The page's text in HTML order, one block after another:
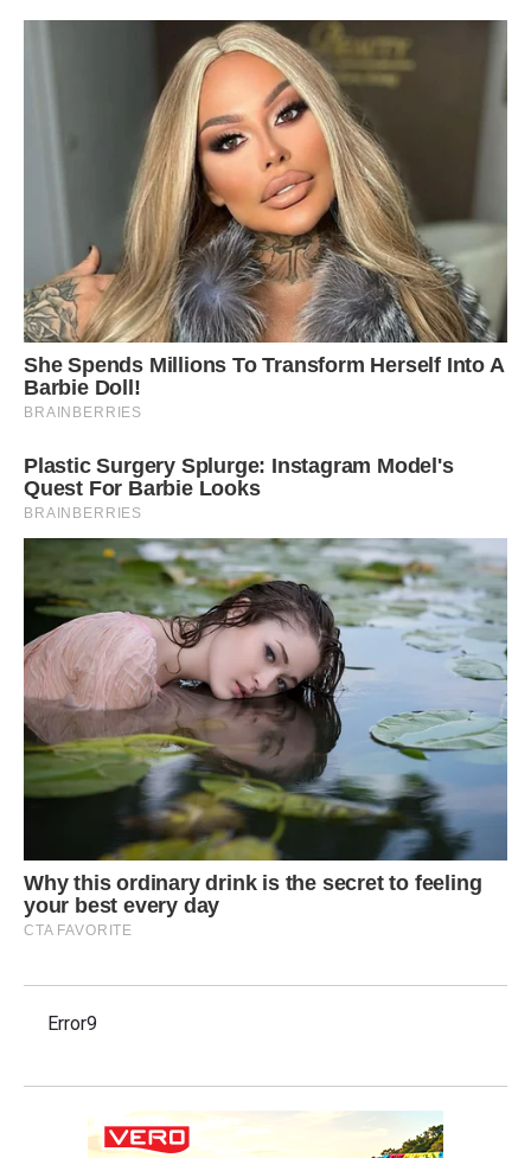
Error9